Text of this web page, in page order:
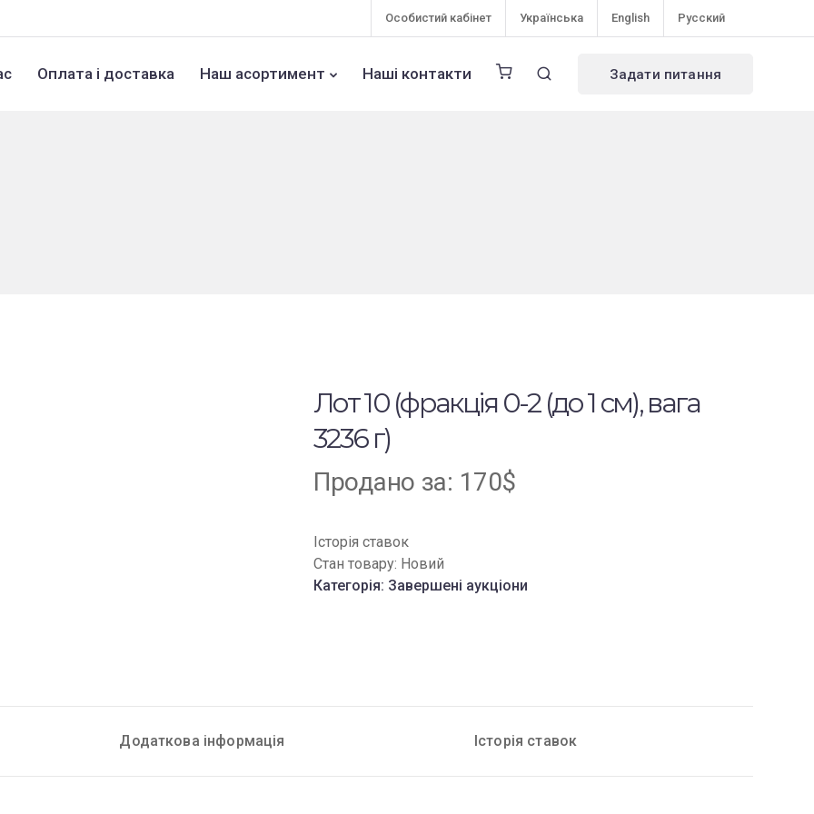
Особистий кабінет Українська English Русский
Оплата і доставка Наш асортимент Наші контакти Задати питання
Лот 10 (фракція 0-2 (до 1 см), вага
3236 г)
Продано за: 170$
Історія ставок
Стан товару: Новий
Категорія: Завершені аукціони
Додаткова інформація Історія ставок